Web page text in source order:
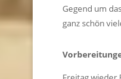
Gegend um
ganz schön